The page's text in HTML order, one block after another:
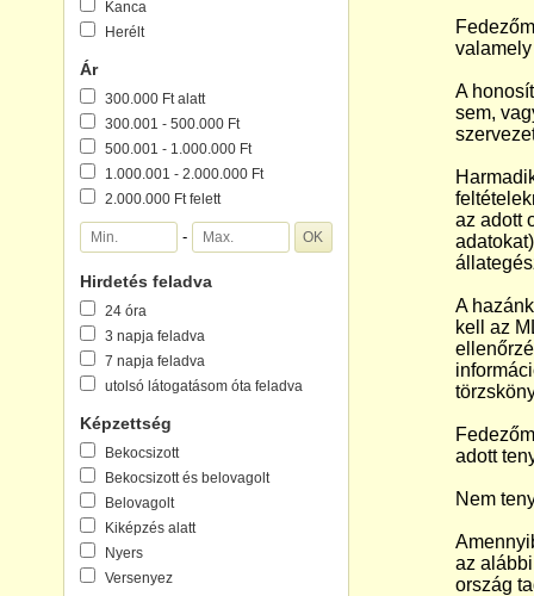
Kanca
Herélt
Ár
300.000 Ft alatt
300.001 - 500.000 Ft
500.001 - 1.000.000 Ft
1.000.001 - 2.000.000 Ft
2.000.000 Ft felett
-
Hirdetés feladva
24 óra
3 napja feladva
7 napja feladva
utolsó látogatásom óta feladva
Képzettség
Bekocsizott
Bekocsizott és belovagolt
Belovagolt
Kiképzés alatt
Nyers
Versenyez
A
sem,
az adott
A
kell az
adott
Nem
az
ország